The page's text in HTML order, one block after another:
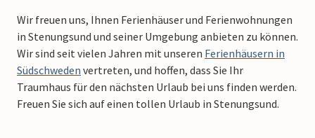
Wir freuen uns, Ihnen Ferienhäuser und Ferienwohnungen
in Stenungsund und seiner Umgebung anbieten zu können.
Wir sind seit vielen Jahren mit unseren Ferienhäusern in
Südschweden vertreten, und hoffen, dass Sie Ihr
Traumhaus für den nächsten Urlaub bei uns finden werden.
Freuen Sie sich auf einen tollen Urlaub in Stenungsund.